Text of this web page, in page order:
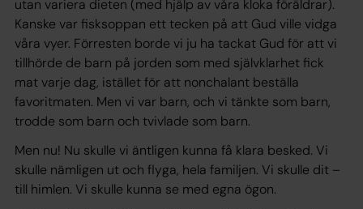
utan variera dieten (med hjälp av våra kloka föräldrar).
Kanske var fisksoppan ett tecken på att Gud ville vidga
våra vyer. Förresten borde vi ju ha tackat Gud för att vi
tillhörde de barn på jorden som med självklarhet fick
mat varje dag, istället för att nonchalant beställa
favoritmaten. Men vi var barn, och vi tänkte som barn,
trodde som barn och tvivlade som barn.
Men nu! Nu skulle vi äntligen kunna få klara besked. Vi
skulle nämligen ut och flyga, hela familjen. Vi skulle dit –
till himlen. Vi skulle kunna se med egna ögon.